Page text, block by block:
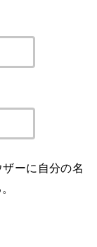
ーに自分の名